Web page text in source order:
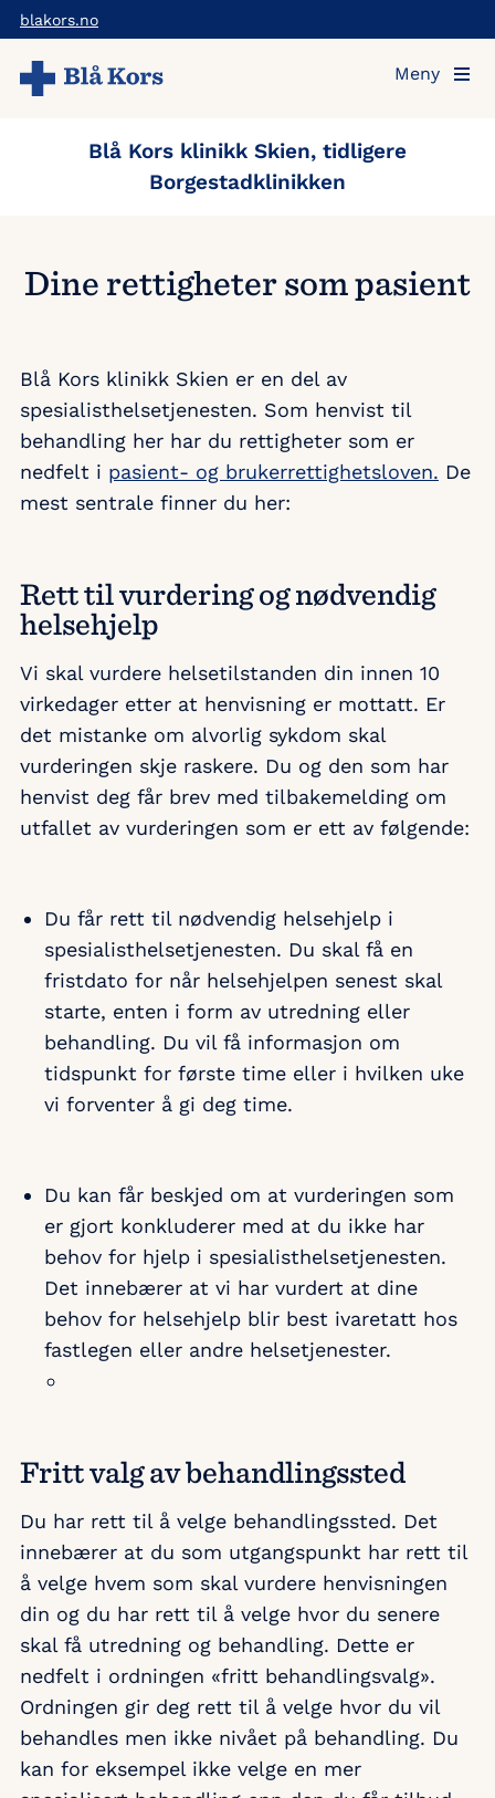
Hopp
til
hovedinnholdet
blakors.no
Meny
Blå Kors klinikk Skien, tidligere
Borgestadklinikken
Dine rettigheter som pasient
Blå Kors klinikk Skien er en del av
spesialisthelsetjenesten. Som henvist til
behandling her har du rettigheter som er
nedfelt i pasient- og brukerrettighetsloven. De
mest sentrale finner du her:
Rett til vurdering og nødvendig
helsehjelp
Vi skal vurdere helsetilstanden din innen 10
virkedager etter at henvisning er mottatt. Er
det mistanke om alvorlig sykdom skal
vurderingen skje raskere. Du og den som har
henvist deg får brev med tilbakemelding om
utfallet av vurderingen som er ett av følgende:
Du får rett til nødvendig helsehjelp i
spesialisthelsetjenesten. Du skal få en
fristdato for når helsehjelpen senest skal
starte, enten i form av utredning eller
behandling. Du vil få informasjon om
tidspunkt for første time eller i hvilken uke
vi forventer å gi deg time.
Du kan får beskjed om at vurderingen som
er gjort konkluderer med at du ikke har
behov for hjelp i spesialisthelsetjenesten.
Det innebærer at vi har vurdert at dine
behov for helsehjelp blir best ivaretatt hos
fastlegen eller andre helsetjenester.
Fritt valg av behandlingssted
Du har rett til å velge behandlingssted. Det
innebærer at du som utgangspunkt har rett til
å velge hvem som skal vurdere henvisningen
din og du har rett til å velge hvor du senere
skal få utredning og behandling. Dette er
nedfelt i ordningen «fritt behandlingsvalg».
Ordningen gir deg rett til å velge hvor du vil
behandles men ikke nivået på behandling. Du
kan for eksempel ikke velge en mer